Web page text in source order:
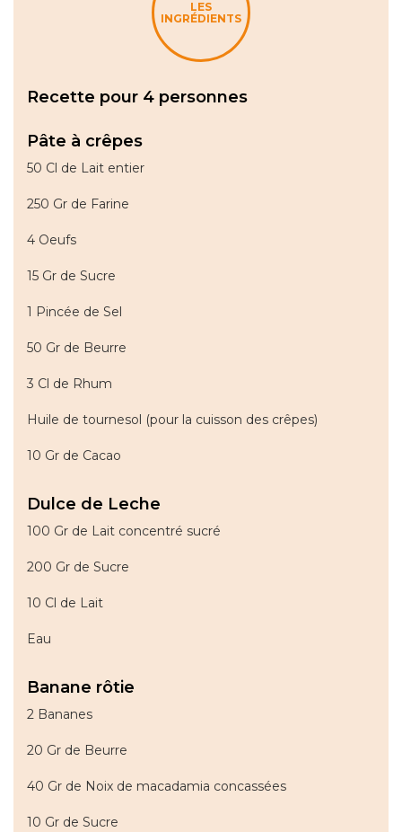
LES
INGRÉDIENTS
Recette pour 4 personnes
Pâte à crêpes
50 Cl de Lait entier
250 Gr de Farine
4 Oeufs
15 Gr de Sucre
1 Pincée de Sel
50 Gr de Beurre
3 Cl de Rhum
Huile de tournesol (pour la cuisson des crêpes)
10 Gr de Cacao
Dulce de Leche
100 Gr de Lait concentré sucré
200 Gr de Sucre
10 Cl de Lait
Eau
Banane rôtie
2 Bananes
20 Gr de Beurre
40 Gr de Noix de macadamia concassées
10 Gr de Sucre